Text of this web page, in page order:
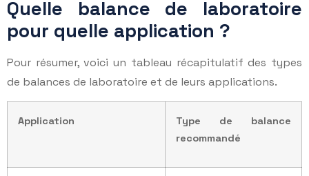
Quelle balance de laboratoire
pour quelle application ?
Pour résumer, voici un tableau récapitulatif des types
de balances de laboratoire et de leurs applications.
Application
Type de balance
recommandé